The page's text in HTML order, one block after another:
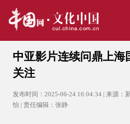
中亚影片连续问鼎上海
关注
发布时间：2025-06-24 16:04:34 | 来源：
怡 | 责任编辑：张静